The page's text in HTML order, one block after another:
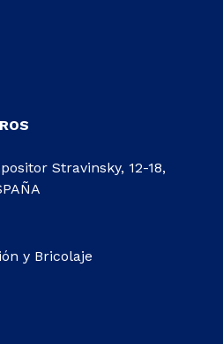
Stravinsky, 12-18,
y Bricolaje